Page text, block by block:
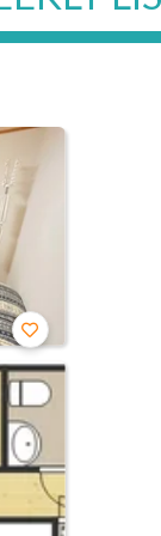
お気
に入
り登
録